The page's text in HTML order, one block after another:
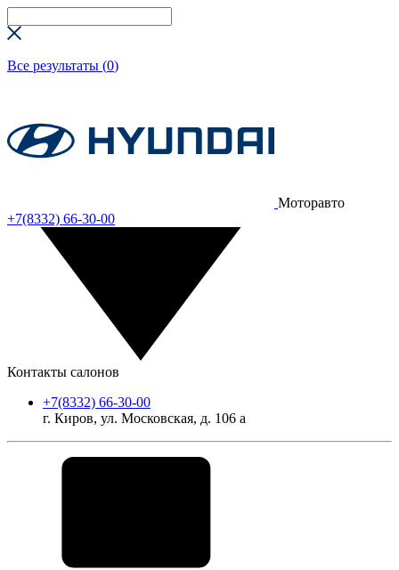
Все результаты (0)
Моторавто
+7(8332) 66-30-00
Контакты салонов
+7(8332) 66-30-00
г. Киров, ул. Московская, д. 106 а